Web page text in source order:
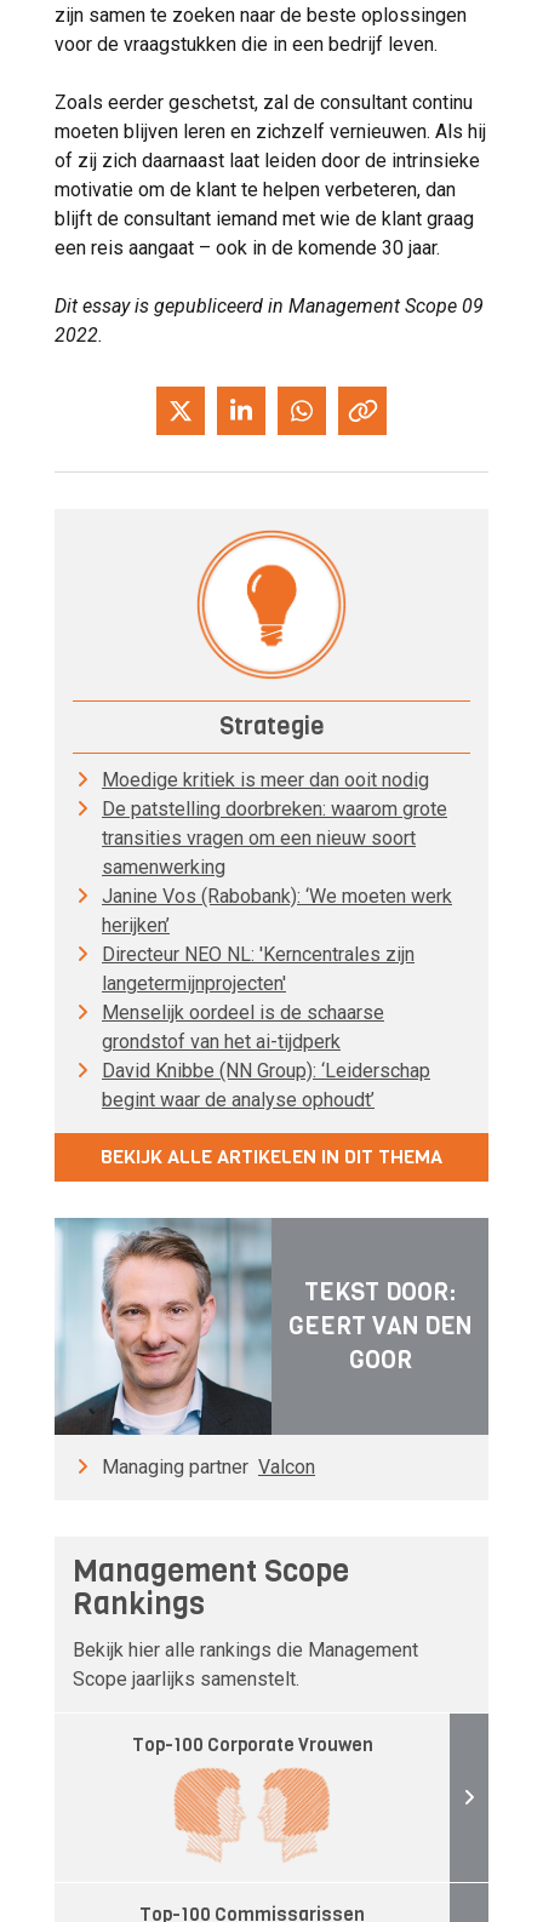
zijn samen te zoeken naar de beste oplossingen
voor de vraagstukken die in een bedrijf leven.
Zoals eerder geschetst, zal de consultant continu
moeten blijven leren en zichzelf vernieuwen. Als hij
of zij zich daarnaast laat leiden door de intrinsieke
motivatie om de klant te helpen verbeteren, dan
blijft de consultant iemand met wie de klant graag
een reis aangaat – ook in de komende 30 jaar.
Dit essay is gepubliceerd in Management Scope 09
2022.
Strategie
Moedige kritiek is meer dan ooit nodig
De patstelling doorbreken: waarom grote
transities vragen om een nieuw soort
samenwerking
Janine Vos (Rabobank): ‘We moeten werk
herijken’
Directeur NEO NL: 'Kerncentrales zijn
langetermijnprojecten'
Menselijk oordeel is de schaarse
grondstof van het ai-tijdperk
David Knibbe (NN Group): ‘Leiderschap
begint waar de analyse ophoudt’
BEKIJK ALLE ARTIKELEN IN DIT THEMA
TEKST DOOR:
GEERT VAN DEN
GOOR
Managing partner Valcon
Management Scope
Rankings
Bekijk hier alle rankings die Management
Scope jaarlijks samenstelt.
Top-100 Corporate Vrouwen
Top-100 Commissarissen